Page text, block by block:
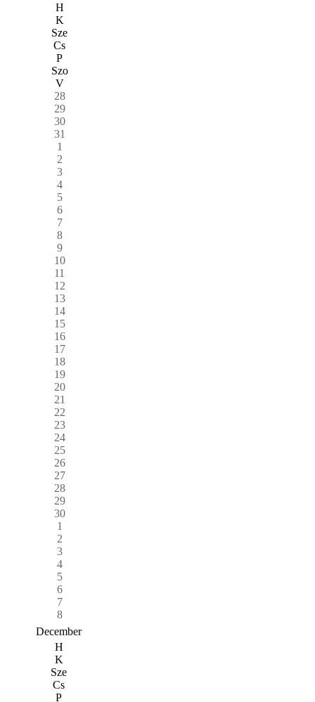
H
K
Sze
Cs
P
Szo
V
28
29
30
31
1
2
3
4
5
6
7
8
9
10
11
12
13
14
15
16
17
18
19
20
21
22
23
24
25
26
27
28
29
30
1
2
3
4
5
6
7
8
December
H
K
Sze
Cs
P